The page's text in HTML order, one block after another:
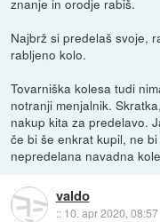
Najbrž si predelaš svoje,
rabljeno kolo.
Tovarniška kolesa tudi
notranji menjalnik.
nakup kita za predelavo.
če bi še enkrat kupil, ne
nepredelana navadna
valdo
:: 10. apr 2020, 08:57